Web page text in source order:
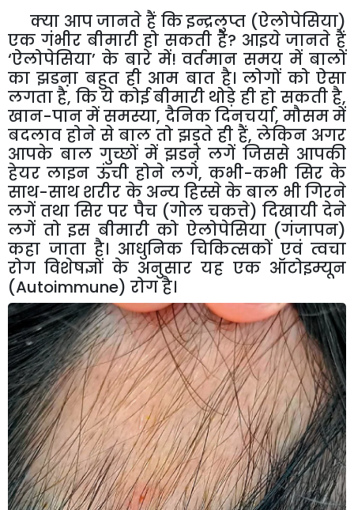
क्या आप जानते हैं कि इन्द्रलुप्त (ऐलोपेसिया)
एक गंभीर बीमारी हो सकती है? आइये जानते हैं
‘ऐलोपेसिया’ के बारे में! वर्तमान समय में बालों
का झडऩा बहुत ही आम बात है। लोगों को ऐसा
लगता है, कि ये कोई बीमारी थोड़े ही हो सकती है,
खान-पान में समस्या, दैनिक दिनचर्या, मौसम में
बदलाव होने से बाल तो झड़ते ही हैं, लेकिन अगर
आपके बाल गुच्छों में झडऩे लगें जिससे आपकी
हेयर लाइन ऊंची होने लगे, कभी-कभी सिर के
साथ-साथ शरीर के अन्य हिस्से के बाल भी गिरने
लगें तथा सिर पर पैच (गोल चकत्ते) दिखायी देने
लगें तो इस बीमारी को ऐलोपेसिया (गंजापन)
कहा जाता है। आधुनिक चिकित्सकों एवं त्वचा
रोग विशेषज्ञों के अनुसार यह एक ऑटोइम्यून
(Autoimmune) रोग है।